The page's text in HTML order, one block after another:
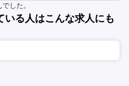
した。
いる人はこんな求人にも